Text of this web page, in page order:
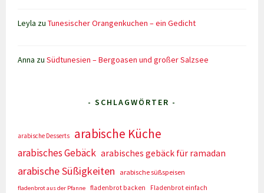
Leyla zuTunesischer Orangenkuchen – ein Gedicht
Anna zuSüdtunesien – Bergoasen und großer Salzsee
- SCHLAGWÖRTER -
arabische Desserts arabische Küche
arabisches Gebäck arabisches gebäck für ramadan
arabische Süßigkeiten arabische süßspeisen
fladenbrot aus der Pfanne fladenbrot backen
Fladenbrot einfach